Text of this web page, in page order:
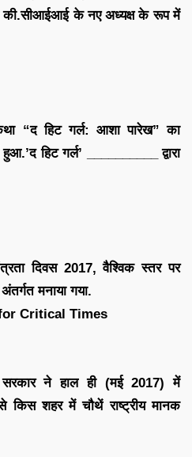
की.सीआईआई के नए अध्यक्ष के रूप में
“द हिट गर्ल: आशा पारेख” का
हिट गर्ल’ __________ द्वारा
दिवस 2017, वैश्विक स्तर पर
मनाया गया.
Critical Times
सरकार ने हाल ही (मई 2017) में
किस शहर में चौथें राष्ट्रीय मानक